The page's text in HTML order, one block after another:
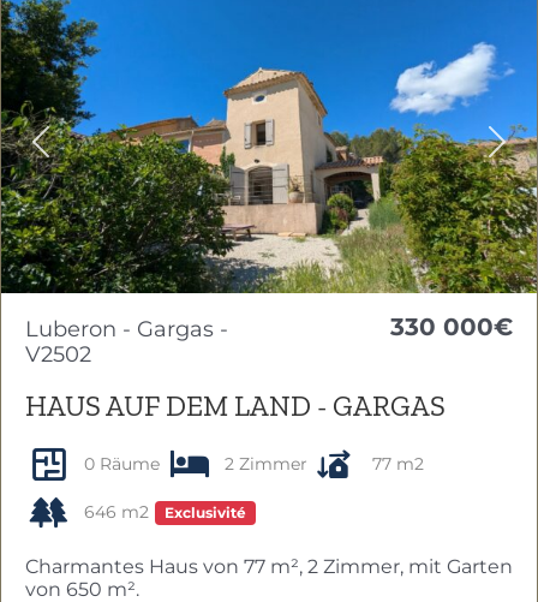
Previous
Luberon - Gargas -
V2502
330 000€
HAUS AUF DEM LAND - GARGAS
0 Räume 2 Zimmer 77 m2
646 m2 Exclusivité
Charmantes Haus von 77 m², 2 Zimmer, mit Garten
von 650 m².